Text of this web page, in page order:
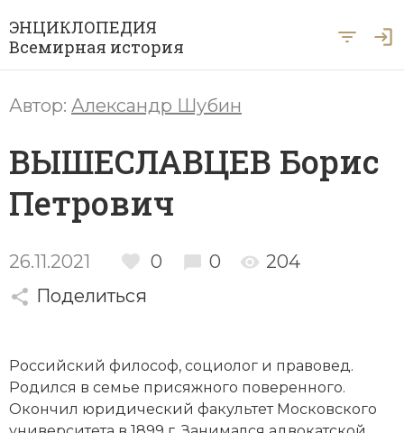
ЭНЦИКЛОПЕДИЯ
Всемирная история
Азия
Археология
Ближний Восток
Военная история
Генеалогия, геральдика
Периоды
Античность
История Первобытного общества
Новая история
Новейшая история
А … Я
Ю Я
Автор: Александр Шубин
ВЫШЕСЛАВЦЕВ Борис
Петрович
26.11.2021 0 0
204
Поделиться
Российский философ, социолог и правовед.
Родился в семье присяжного поверенного.
Окончил юридический факультет Московского